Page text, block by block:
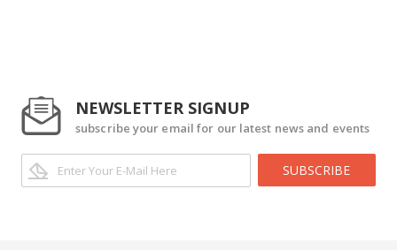
NEWSLETTER SIGNUP
subscribe your email for our latest news and events
SUBSCRIBE